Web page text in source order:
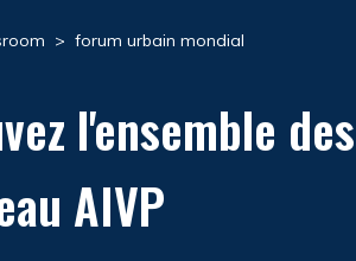
> forum urbain mondial
l'ensemble des
AIVP